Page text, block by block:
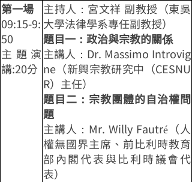
第一場
09:15-9:
50
主題演
講:20分
主持人：宮文祥 副教授（東吳
大學法律學系專任副教授）
題目一：政治與宗教的關係
主講人：Dr. Massimo Introvig
ne（新興宗教研究中（CESNU
R）主任）
題目二：宗教團體的自治權問
題
主講人：Mr. Willy Fautré（人
權無國界主席、前比利時教育
部內閣代表與比利時議會代
表）